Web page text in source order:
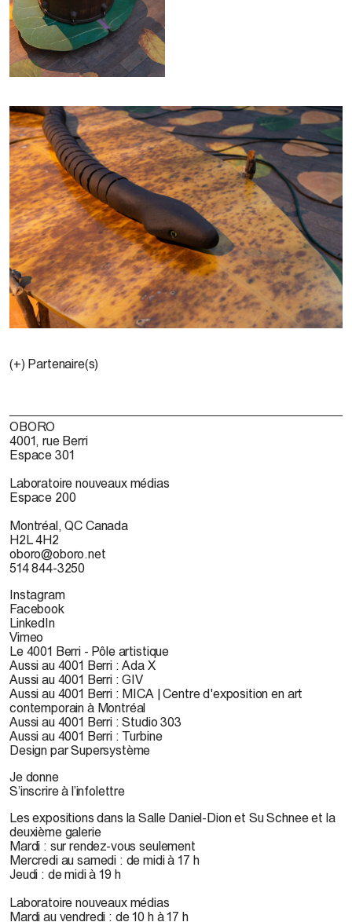
(+) Partenaire(s)
OBORO
4001, rue Berri
Espace 301
Laboratoire nouveaux médias
Espace 200
Montréal, QC Canada
H2L 4H2
oboro@oboro.net
514 844-3250
Instagram
Facebook
LinkedIn
Vimeo
Le 4001 Berri - Pôle artistique
Aussi au 4001 Berri : Ada X
Aussi au 4001 Berri : GIV
Aussi au 4001 Berri : MICA | Centre d'exposition en art
contemporain à Montréal
Aussi au 4001 Berri : Studio 303
Aussi au 4001 Berri : Turbine
Design par Supersystème
Je donne
S’inscrire à l’infolettre
Les expositions dans la Salle Daniel-Dion et Su Schnee et la
deuxième galerie
Mardi : sur rendez-vous seulement
Mercredi au samedi : de midi à 17 h
Jeudi : de midi à 19 h
Laboratoire nouveaux médias
Mardi au vendredi : de 10 h à 17 h